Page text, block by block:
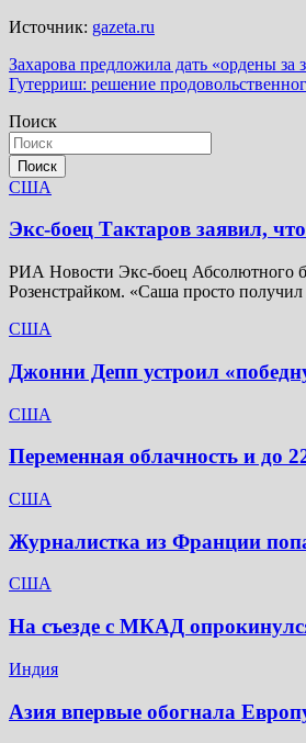
Источник: gazeta.ru
Навигация
по
записям
Захарова предложила дать «ордены
Гутерриш: решение
Поиск
Поиск
США
Экс-боец Тактаров заявил,
РИА Новости Экс-боец Абсолютного
Розенстрайком. «Саша просто
США
Джонни Депп устроил
США
Переменная облачность и до
США
Журналистка из Франции
США
На съезде с МКАД
Индия
Азия впервые обогнала